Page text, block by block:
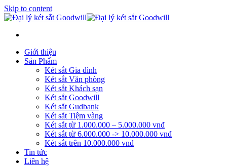
Skip to content
Giới thiệu
Sản Phẩm
Két sắt Gia đình
Két sắt Văn phòng
Két sắt Khách sạn
Két sắt Goodwill
Két sắt Gudbank
Két sắt Tiệm vàng
Két sắt từ 1.000.000 – 5.000.000 vnđ
Két sắt từ 6.000.000 -> 10.000.000 vnđ
Két sắt trên 10.000.000 vnđ
Tin tức
Liên hệ